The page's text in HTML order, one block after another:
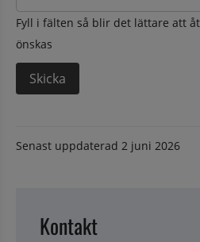
Fyll i fälten så blir det lättare att
önskas
Senast uppdaterad 2 juni 2026
Kontakt